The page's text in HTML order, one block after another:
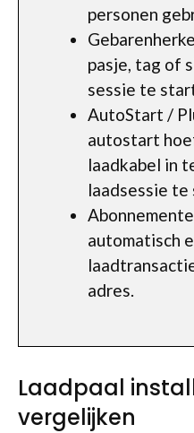
personen
pasje, tag of
sessie te
AutoStart /
autostart
laadkabel in
laadsessie te
automatisch
adres.
Laadpaal
vergelijken